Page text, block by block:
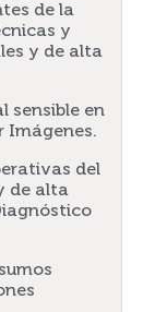
de la
y
y de alta
sensible en
Imágenes.
del
de alta